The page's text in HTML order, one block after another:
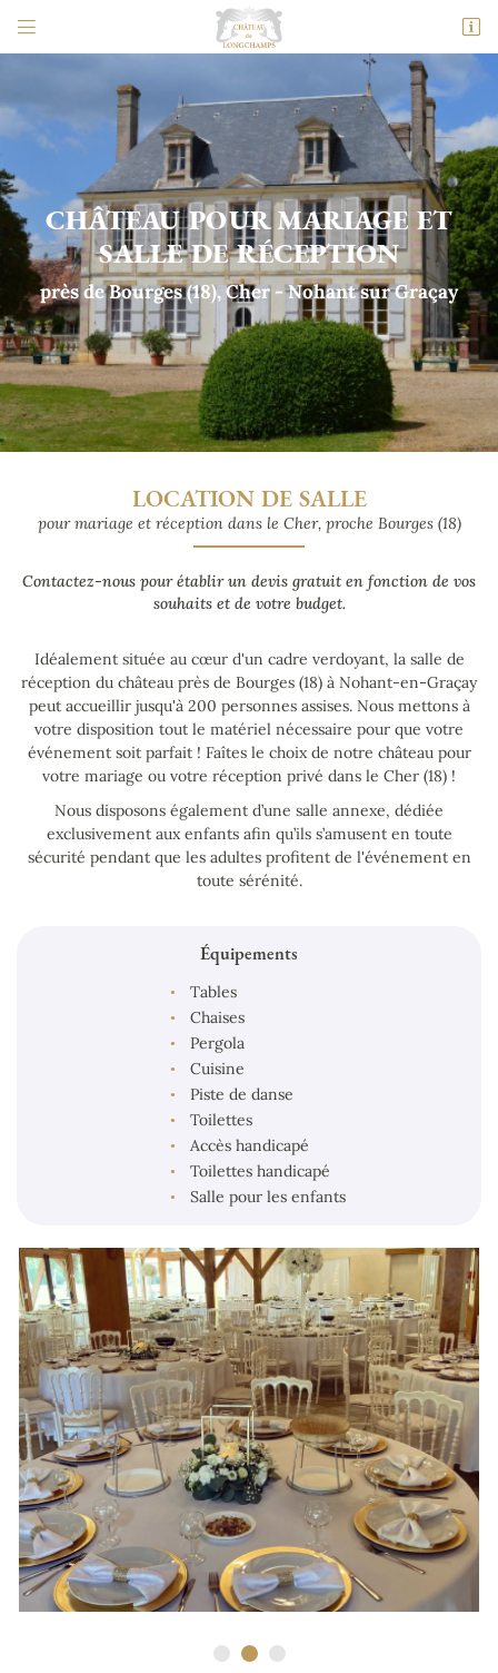
 
06 42 25 24 36
 Adresse email de réception
En cochant cette case, vous consentez à recevoir nos propositions commerciales à
l'adresse email indiqué ci-dessus. Vous pouvez vous désinscrire à tout moment en
utilisant le formulaire de désinscription.
CHÂTEAU POUR MARIAGEET
SALLE DE RÉCEPTION
près de Bourges (18), Cher - Nohant sur Graçay
LOCATION DE SALLE
pour mariage et réception dans le Cher, proche Bourges (18)
Contactez-nous pour établir un devis gratuit en fonction de vos
souhaits et de votre budget.
Idéalement située au cœur d'un cadre verdoyant, la salle de
réception du château près de Bourges (18) à Nohant-en-Graçay
peut accueillir jusqu'à 200 personnes assises. Nous mettons à
votre disposition tout le matériel nécessaire pour que votre
événement soit parfait ! Faîtes le choix de notre château pour
votre mariage ou votre réception privé dans le Cher (18) !
Nous disposons également d’une salle annexe, dédiée
exclusivement aux enfants afin qu’ils s’amusent en toute
sécurité pendant que les adultes profitent de l'événement en
toute sérénité.
Équipements
Tables
Chaises
Pergola
Cuisine
Piste de danse
Toilettes
Accès handicapé
Toilettes handicapé
Salle pour les enfants